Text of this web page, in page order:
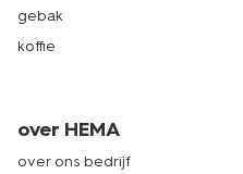
gebak
koffie
over HEMA
over ons bedrijf